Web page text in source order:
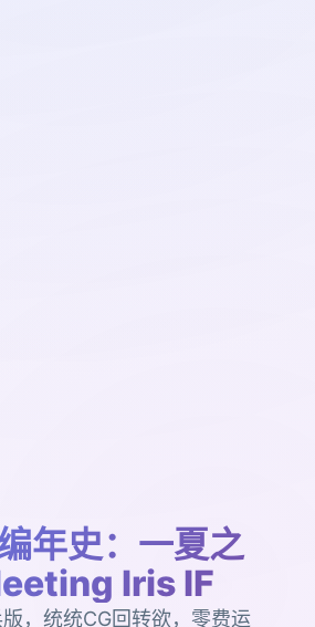
年史：一夏之
Iris IF
，统统CG回转欲，零费运